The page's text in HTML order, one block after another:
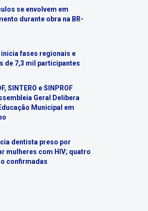
se envolvem em
durante obra na BR-
inicia fases regionais e
de 7,3 mil participantes
SINTERO e SINPROF
Geral Delibera
Municipal em
dentista preso por
mulheres com HIV; quatro
confirmadas